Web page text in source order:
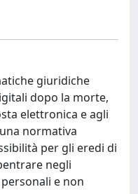
giuridiche
dopo la morte,
elettronica e agli
normativa
per gli eredi di
negli
e non